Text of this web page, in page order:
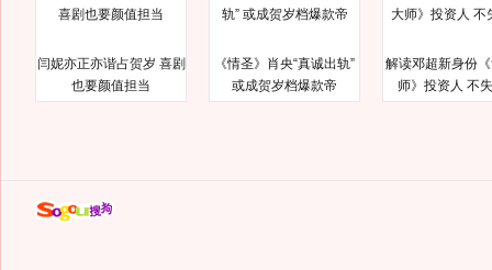
闫妮亦正亦谐占贺岁 喜剧
也要颜值担当
《情圣》肖央“真诚出轨”
或成贺岁档爆款帝
解读邓超新身份
师》投资人 不